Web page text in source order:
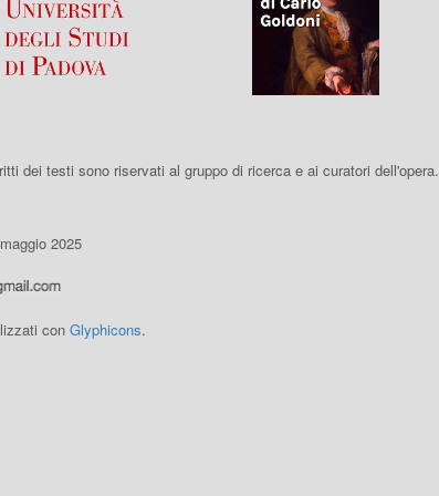
dei testi sono riservati al gruppo di ricerca e ai curatori dell'opera.
2025
con Glyphicons.